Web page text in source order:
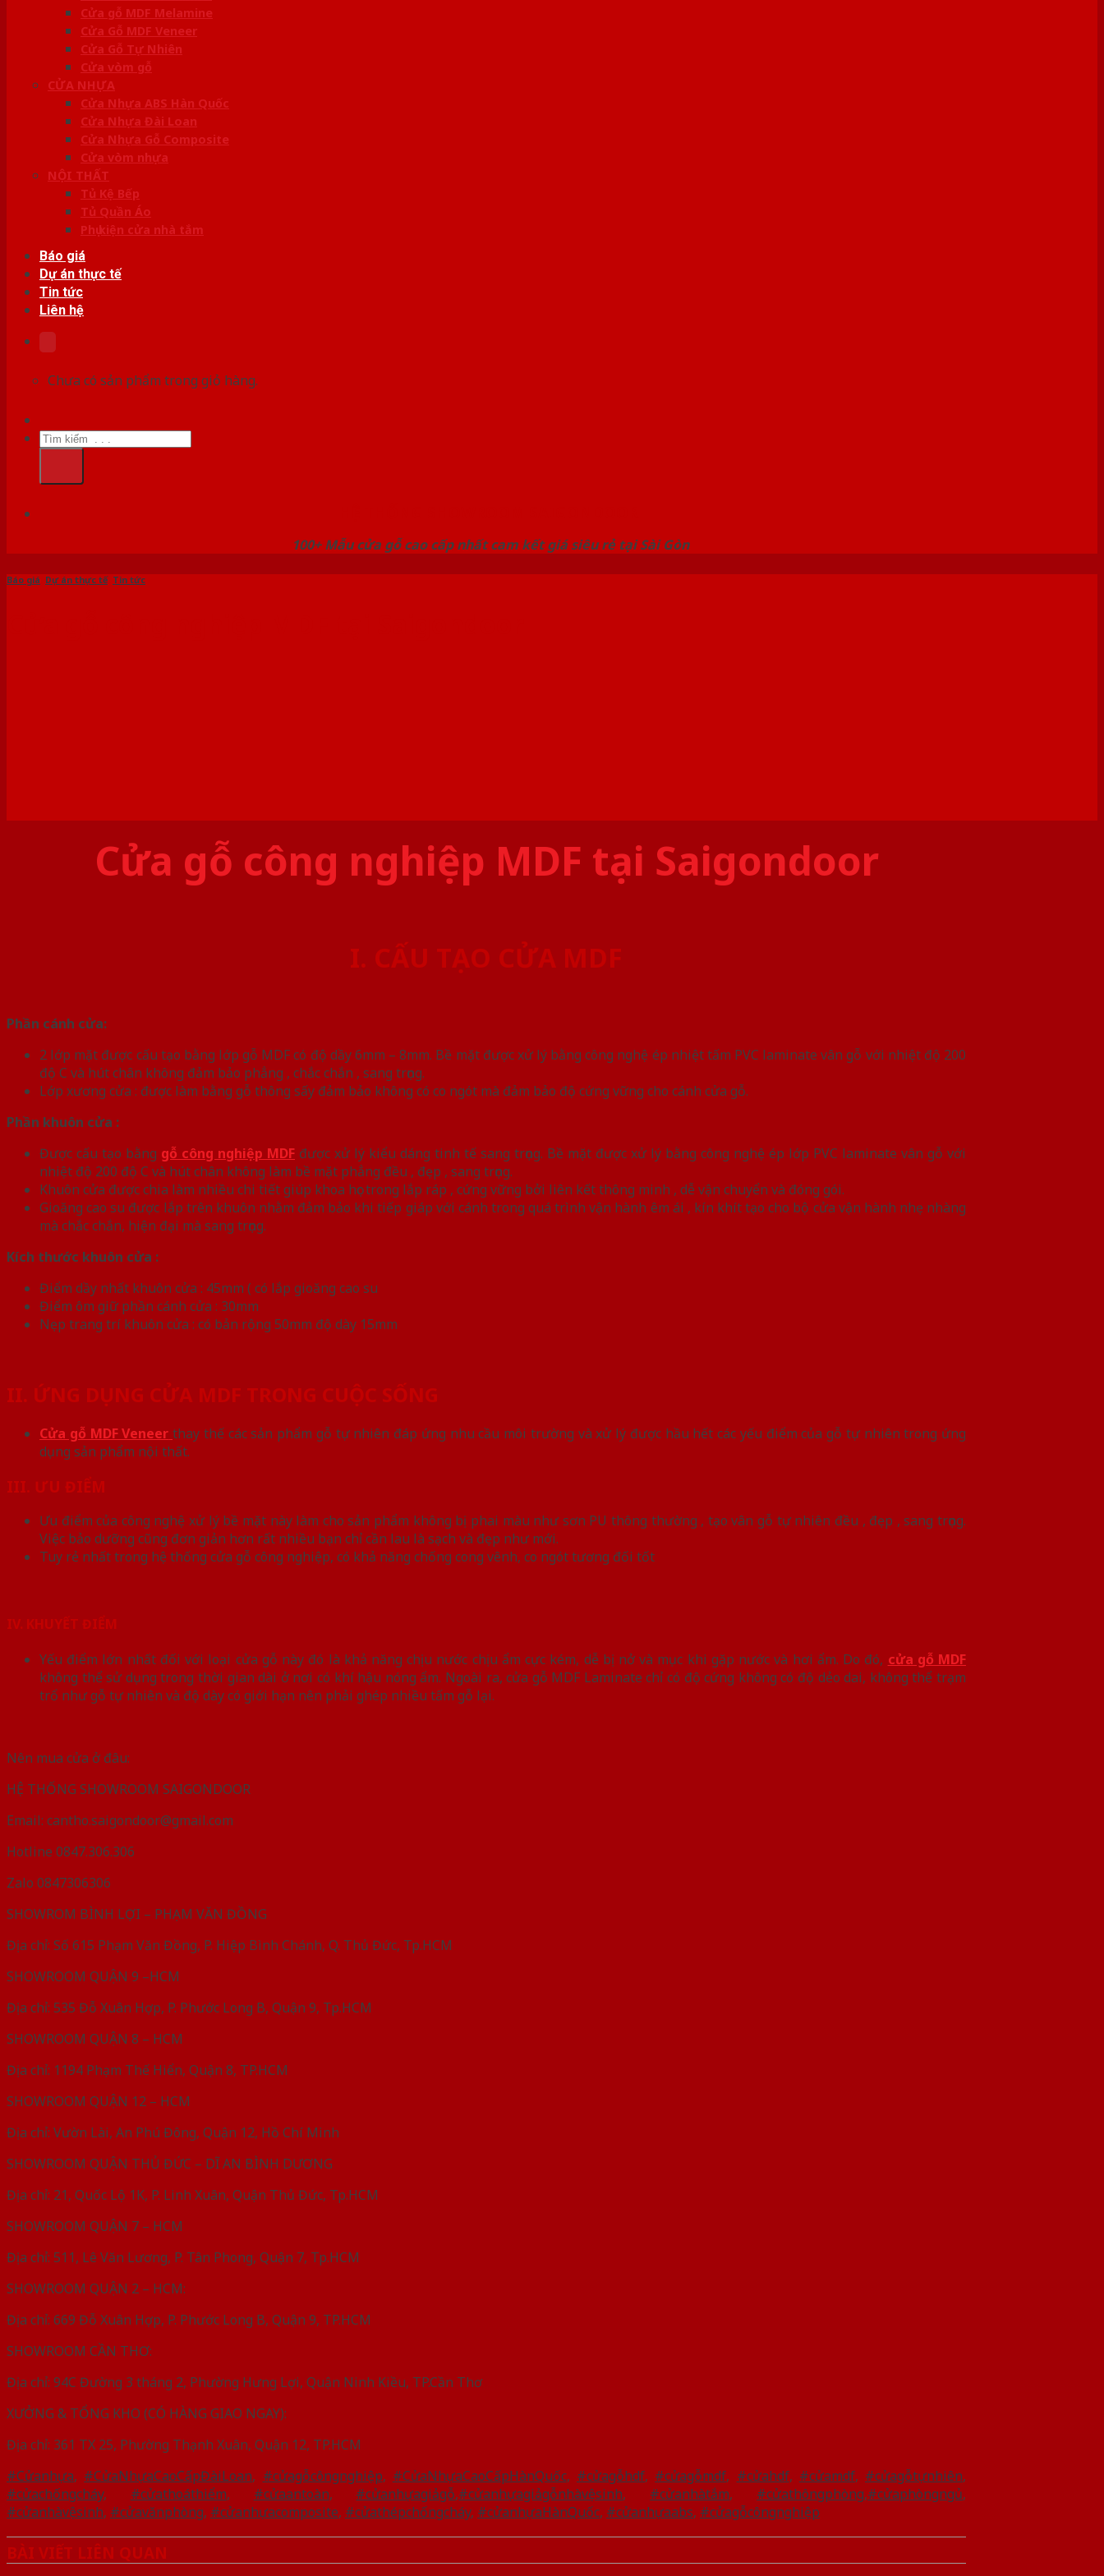
Cửa gỗ MDF Melamine
Cửa Gỗ MDF Veneer
Cửa Gỗ Tự Nhiên
Cửa vòm gỗ
CỬA NHỰA
Cửa Nhựa ABS Hàn Quốc
Cửa Nhựa Đài Loan
Cửa Nhựa Gỗ Composite
Cửa vòm nhựa
NỘI THẤT
Tủ Kệ Bếp
Tủ Quần Áo
Phụ kiện cửa nhà tắm
Báo giá
Dự án thực tế
Tin tức
Liên hệ
Chưa có sản phẩm trong giỏ hàng.
Tìm
kiếm:
100+ Mẫu cửa gỗ cao cấp nhất cam kết giá siêu rẻ tại Sài Gòn
Báo giá Dự án thực tế, Tin tức
Cửa gỗ công nghiệp MDF tại Saigondoor
I. CẤU TẠO CỬA MDF
Phần cánh cửa:
2 lớp mặt được cấu tạo bằng lớp gỗ MDF có độ dầy 6mm – 8mm. Bề mặt được xử lý bằng công nghệ ép nhiệt tấm PVC laminate vân gỗ với nhiệt độ 200
độ C và hút chân không đảm bảo phẳng , chắc chắn , sang trọng.
Lớp xương cửa : được làm bằng gỗ thông sấy đảm bảo không có co ngót mà đảm bảo độ cứng vững cho cánh cửa gỗ.
Phần khuôn cửa :
Được cấu tạo bằng gỗ công nghiệp MDF được xử lý kiểu dáng tinh tế sang trọng. Bề mặt được xử lý bằng công nghệ ép lớp PVC laminate vân gỗ với
nhiệt độ 200 độ C và hút chân không làm bề mặt phẳng đều , đẹp , sang trọng.
Khuôn cửa được chia làm nhiều chi tiết giúp khoa học trong lắp ráp , cứng vững bởi liên kết thông minh , dễ vận chuyển và đóng gói.
Gioăng cao su được lắp trên khuôn nhằm đảm bảo khi tiếp giáp với cánh trong quá trình vận hành êm ái , kín khít tạo cho bộ cửa vận hành nhẹ nhàng
mà chắc chắn, hiện đại mà sang trọng.
Kích thước khuôn cửa :
Điểm dầy nhất khuôn cửa : 45mm ( có lắp gioăng cao su
Điểm ôm giữ phần cánh cửa : 30mm
Nẹp trang trí khuôn cửa : có bản rộng 50mm độ dày 15mm
II. ỨNG DỤNG CỬA MDF TRONG CUỘC SỐNG
Cửa gỗ MDF Veneer thay thế các sản phẩm gỗ tự nhiên đáp ứng nhu cầu môi trường và xử lý được hầu hết các yếu điểm của gỗ tự nhiên trong ứng
dụng sản phẩm nội thất.
III. ƯU ĐIỂM
Ưu điểm của công nghệ xử lý bề mặt này làm cho sản phẩm không bị phai màu như sơn PU thông thường , tạo vân gỗ tự nhiên đều , đẹp , sang trọng.
Việc bảo dưỡng cũng đơn giản hơn rất nhiều bạn chỉ cần lau là sạch và đẹp như mới.
Tuy rẻ nhất trong hệ thống cửa gỗ công nghiệp, có khả năng chống cong vênh, co ngót tương đối tốt
IV. KHUYẾT ĐIỂM
Yếu điểm lớn nhất đối với loại cửa gỗ này đó là khả năng chịu nước chịu ẩm cực kém, dễ bị nở và mục khi gặp nước và hơi ẩm. Do đó, cửa gỗ MDF
không thể sử dụng trong thời gian dài ở nơi có khí hậu nóng ẩm. Ngoài ra, cửa gỗ MDF Laminate chỉ có độ cứng không có độ dẻo dai, không thể trạm
trổ như gỗ tự nhiên và độ dày có giới hạn nên phải ghép nhiều tấm gỗ lại.
Nên mua cửa ở đâu:
HỆ THỐNG SHOWROOM SAIGONDOOR
Email: cantho.saigondoor@gmail.com
Hotline 0847.306.306
Zalo 0847306306
SHOWROM BÌNH LỢI – PHẠM VĂN ĐỒNG
Địa chỉ: Số 615 Phạm Văn Đồng, P. Hiệp Bình Chánh, Q. Thủ Đức, Tp.HCM
SHOWROOM QUẬN 9 –HCM
Địa chỉ: 535 Đỗ Xuân Hợp, P. Phước Long B, Quận 9, Tp.HCM
SHOWROOM QUẬN 8 – HCM
Địa chỉ: 1194 Phạm Thế Hiển, Quận 8, TP.HCM
SHOWROOM QUẬN 12 – HCM
Địa chỉ: Vườn Lài, An Phú Đông, Quận 12, Hồ Chí Minh
SHOWROOM QUẬN THỦ ĐỨC – DĨ AN BÌNH DƯƠNG
Địa chỉ: 21, Quốc Lộ 1K, P. Linh Xuân, Quận Thủ Đức, Tp.HCM
SHOWROOM QUẬN 7 – HCM
Địa chỉ: 511, Lê Văn Lương, P. Tân Phong, Quận 7, Tp.HCM
SHOWROOM QUẬN 2 – HCM:
Địa chỉ: 669 Đỗ Xuân Hợp, P. Phước Long B, Quận 9, TP.HCM
SHOWROOM CẦN THƠ:
Địa chỉ: 94C Đường 3 tháng 2, Phường Hưng Lợi, Quận Ninh Kiều, TP.Cần Thơ
XƯỞNG & TỔNG KHO (CÓ HÀNG GIAO NGAY):
Địa chỉ: 361 TX 25, Phường Thạnh Xuân, Quận 12, TP.HCM
#Cửanhựa, #CửaNhựaCaoCấpĐàiLoan, #cửagỗcôngnghiệp, #CửaNhựaCaoCấpHànQuốc, #cửagỗhdf, #cửagỗmdf, #cửahdf, #cửamdf, #cửagỗtựnhiên,
#cửachốngcháy, #cửathoáthiểm, #cửaantoàn, #cửanhựagiảgỗ,#cửanhựagiảgỗnhàvệsinh, #cửanhàtắm, #cửathôngphòng,#cửaphòngngủ,
#cửanhàvệsinh, #cửavănphòng, #cửanhựacomposite, #cửathépchốngcháy, #cửanhựaHànQuốc, #cửanhựaabs, #cửagỗcôngnghiệp
BÀI VIẾT LIÊN QUAN